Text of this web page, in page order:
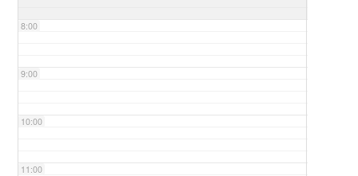
8:00
9:00
10:00
11:00